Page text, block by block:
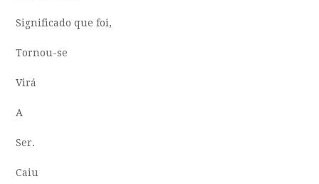
Significado que foi,
Tornou-se
Virá
A
Ser.
Caiu